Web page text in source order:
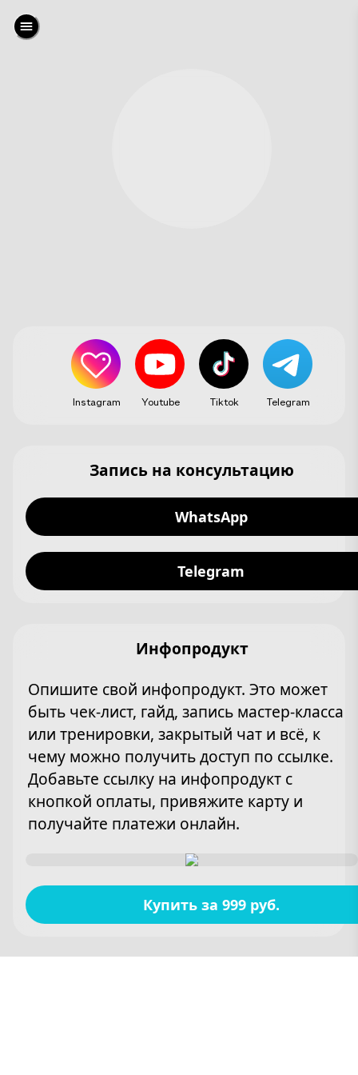
Instagram Youtube Tiktok Telegram
Запись на консультацию
WhatsApp
Telegram
Инфопродукт
Опишите свой инфопродукт. Это может
быть чек-лист, гайд, запись мастер-класса
или тренировки, закрытый чат и всё, к
чему можно получить доступ по ссылке.
Добавьте ссылку на инфопродукт с
кнопкой оплаты, привяжите карту и
получайте платежи онлайн.
Купить за 999 руб.